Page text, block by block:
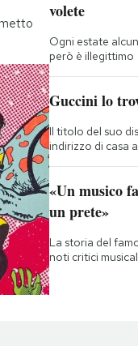
volete
Ogni estate
però è illegittimo
Guccini lo
Il titolo del suo
indirizzo di casa
«Un musico
un prete»
La storia del
noti critici